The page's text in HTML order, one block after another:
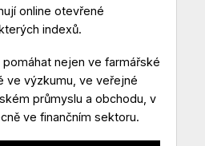
online otevřené
indexů.
nejen ve farmářské
ve výzkumu, ve veřejné
průmyslu a obchodu, v
ve finančním sektoru.